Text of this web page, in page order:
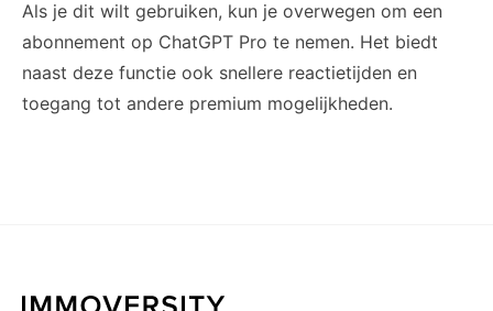
Als je dit wilt gebruiken, kun je overwegen om een
abonnement op ChatGPT Pro te nemen. Het biedt
naast deze functie ook snellere reactietijden en
toegang tot andere premium mogelijkheden.